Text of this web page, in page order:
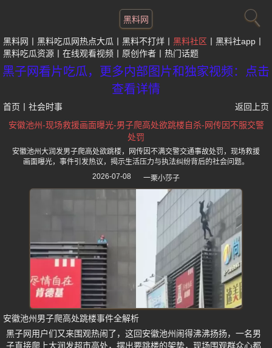
黑料网
黑料网 黑料吃瓜网热点大瓜 黑料不打烊 黑料社区
黑料社app
黑料吃瓜资源
在线观看视频 原创作者 热门话题
黑子网看片吃瓜，更多内部图片和独家视频：点击
查看详情
首页 社会时事
返回上页
安徽池州-现场救援画面曝光-男子爬高处欲跳楼自杀-网传因不服交警
处罚
安徽池州大润发男子爬高处欲跳楼，网传因不满交警交通事故处罚，现场救援
画面曝光，事件引发热议，揭示生活压力与执法纠纷背后的社会问题。
2026-07-08
一栗小莎子
安徽池州男子爬高处跳楼事件全解析
黑子网用户们又来围观热闹了，这回安徽池州闹得沸沸扬扬，一名男
子直接爬上大润发超市高处，摆出要跳楼的架势，现场围观群众心都